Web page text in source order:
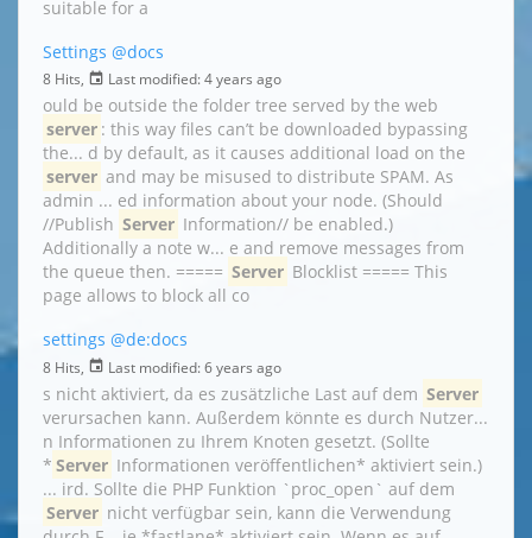
suitable for a
Settings @docs
8 Hits, Last modified: 4 years ago
ould be outside the folder tree served by the web
server : this way files can’t be downloaded bypassing
the... d by default, as it causes additional load on the
server and may be misused to distribute SPAM. As
admin ... ed information about your node. (Should
//Publish Server Information// be enabled.)
Additionally a note w... e and remove messages from
the queue then. ===== Server Blocklist ===== This
page allows to block all co
settings @de:docs
8 Hits, Last modified: 6 years ago
s nicht aktiviert, da es zusätzliche Last auf dem Server
verursachen kann. Außerdem könnte es durch Nutzer...
n Informationen zu Ihrem Knoten gesetzt. (Sollte
* Server Informationen veröffentlichen* aktiviert sein.)
... ird. Sollte die PHP Funktion `proc_open` auf dem
Server nicht verfügbar sein, kann die Verwendung